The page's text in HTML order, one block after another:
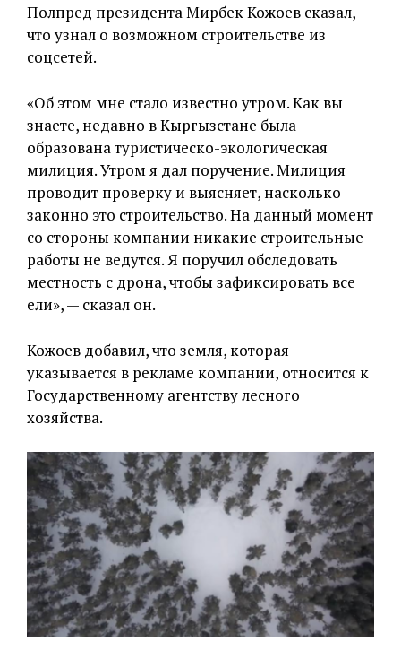
Полпред президента Мирбек Кожоев сказал,
что узнал о возможном строительстве из
соцсетей.
«Об этом мне стало известно утром. Как вы
знаете, недавно в Кыргызстане была
образована туристическо-экологическая
милиция. Утром я дал поручение. Милиция
проводит проверку и выясняет, насколько
законно это строительство. На данный момент
со стороны компании никакие строительные
работы не ведутся. Я поручил обследовать
местность с дрона, чтобы зафиксировать все
ели», — сказал он.
Кожоев добавил, что земля, которая
указывается в рекламе компании, относится к
Государственному агентству лесного
хозяйства.